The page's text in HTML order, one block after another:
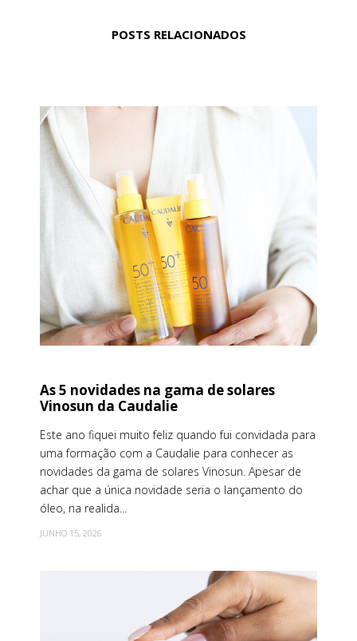
POSTS RELACIONADOS
As 5 novidades na gama de solares
Vinosun da Caudalie
Este ano fiquei muito feliz quando fui convidada para
uma formação com a Caudalie para conhecer as
novidades da gama de solares Vinosun. Apesar de
achar que a única novidade seria o lançamento do
óleo, na realida...
JUNHO 15, 2026